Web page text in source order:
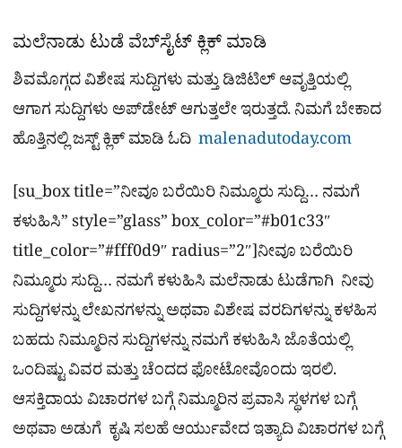
ಮಲೆನಾಡು ಟುಡೆ ವೆಬ್​ಸೈಟ್​ ಕ್ಲಿಕ್ ಮಾಡಿ
ಶಿವಮೊಗ್ಗದ ವಿಶೇಷ ಸುದ್ದಿಗಳು ಮತ್ತು ಡಿಜಿಟಿಲ್​ ಆವೃತ್ತಿಯಲ್ಲಿ
ಆಗಾಗ ಸುದ್ದಿಗಳು ಅಪ್​ಡೇಟ್ ಆಗುತ್ತಲೇ ಇರುತ್ತದೆ. ನಿಮಗೆ ಬೇಕಾದ
ಹೊತ್ತಿನಲ್ಲಿ ಜಸ್ಟ್ ಕ್ಲಿಕ್ ಮಾಡಿ ಓದಿ malenadutoday.com
[su_box title=”ನೀವೂ ಬರೆಯಿರಿ ನಿಮ್ಮೂರು ಸುದ್ದಿ… ನಮಗೆ
ಕಳುಹಿಸಿ” style=”glass” box_color=”#b01c33″
title_color=”#fff0d9″ radius=”2″]ನೀವೂ ಬರೆಯಿರಿ
ನಿಮ್ಮೂರು ಸುದ್ದಿ… ನಮಗೆ ಕಳುಹಿಸಿ ಮಲೆನಾಡು ಟುಡೆಗಾಗಿ ನೀವು
ಸುದ್ದಿಗಳನ್ನು ಲೇಖನಗಳನ್ನು ಅಥವಾ ವಿಶೇಷ ವರದಿಗಳನ್ನು ಕಳಹಿಸ
ಬಹದು ನಿಮ್ಮೂರಿನ ಸುದ್ದಿಗಳನ್ನು ನಮಗೆ ಕಳುಹಿಸಿ ಜೊತೆಯಲ್ಲಿ
ಒಂದಿಷ್ಟು ವಿವರ ಮತ್ತು ಚೆಂದದ ಫೋಟೋವೊಂದು ಇರಲಿ.
ಆಸಕ್ತಿದಾಯ ವಿಚಾರಗಳ ಬಗ್ಗೆ ನಿಮ್ಮೂರಿನ ಪ್ರವಾಸಿ ಸ್ಥಳಗಳ ಬಗ್ಗೆ
ಅಥವಾ ಅಡುಗೆ ಕೃಷಿ ಸಲಹೆ ಆರ್ಯುವೇದ ಇತ್ಯಾದಿ ವಿಚಾರಗಳ ಬಗ್ಗೆ